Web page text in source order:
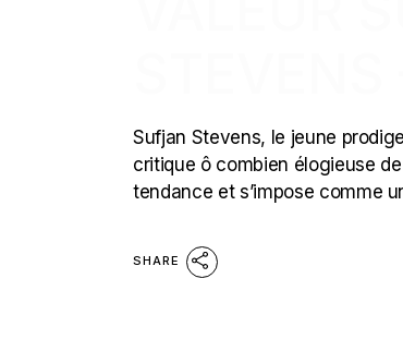
Sufjan Stevens, le jeune
critique ô combien élogieuse
tendance et s’impose comme
SHARE